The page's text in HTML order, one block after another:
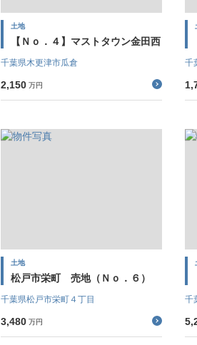
土地
【Ｎｏ．４】マストタウン金田西
千葉県木更津市瓜倉
2,150 万円
千
土地
松戸市栄町 売地（Ｎｏ．６）
千葉県松戸市栄町４丁目
3,480 万円
千